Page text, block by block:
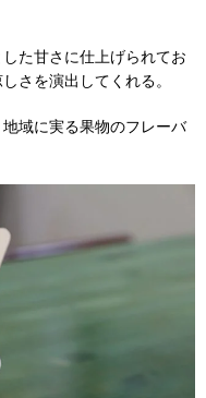
た甘さに仕上げられてお
さを演出してくれる。
域に実る果物のフレーバ